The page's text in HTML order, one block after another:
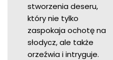
stworzenia deseru,
który nie tylko
zaspokaja ochotę na
słodycz, ale także
orzeźwia i intryguje.